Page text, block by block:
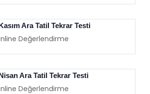
Ara Tatil Tekrar Testi
Değerlendirme
Nisan Ara Tatil Tekrar Testi
Değerlendirme